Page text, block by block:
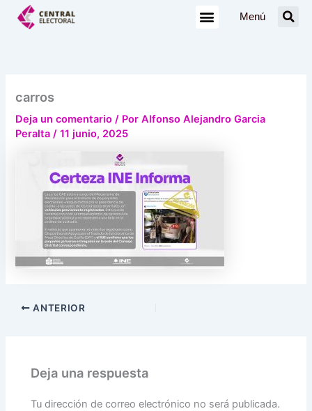
Menú
carros
Deja un comentario / PorAlfonso Alejandro Garcia
Peralta/11 junio, 2025
ANTERIOR
Deja una respuesta
Tu dirección de correo electrónico no será publicada.